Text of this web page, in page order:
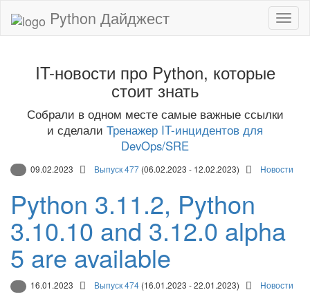
Python Дайджест
IT-новости про Python, которые
стоит знать
Собрали в одном месте самые важные ссылки
и сделали Тренажер IT-инцидентов для
DevOps/SRE
09.02.2023 Выпуск 477 (06.02.2023 - 12.02.2023) Новости
Python 3.11.2, Python
3.10.10 and 3.12.0 alpha
5 are available
16.01.2023 Выпуск 474 (16.01.2023 - 22.01.2023) Новости